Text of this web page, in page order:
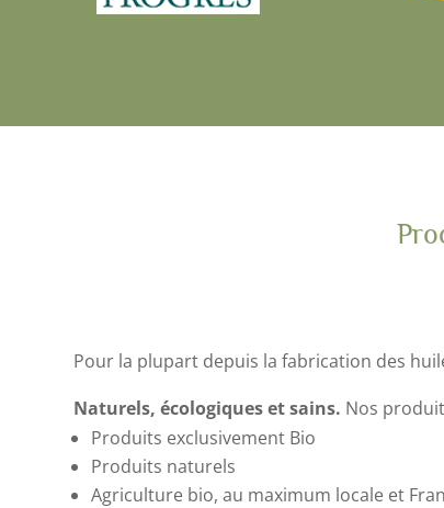
Pour la plupart depuis la fabrication des
Naturels, écologiques et sains. Nos
Produits exclusivement Bio
Produits naturels
Agriculture bio, au maximum locale et